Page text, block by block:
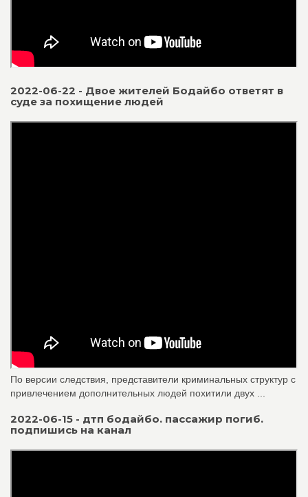
2022-06-22 - Двое жителей Бодайбо ответят в
суде за похищение людей
По версии следствия, представители криминальных структур с
привлечением дополнительных людей похитили двух ...
2022-06-15 - дтп бодайбо. пассажир погиб.
подпишись на канал